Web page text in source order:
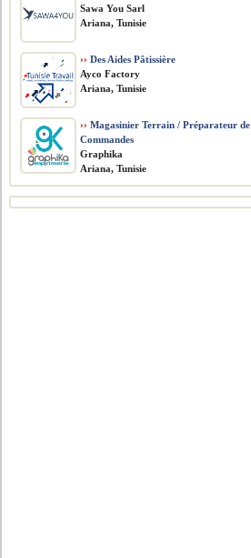
Sawa You Sarl
Ariana, Tunisie
›› Des Aides Pâtissière
Ayco Factory
Ariana, Tunisie
›› Magasinier Terrain / Préparateur de
Commandes
Graphika
Ariana, Tunisie